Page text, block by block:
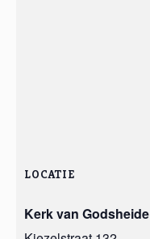
LOCATIE
Kerk van Godsheide